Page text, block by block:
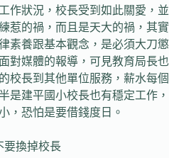
作狀況，校長受到如此關愛，並
惹的禍，而且是天大的禍，其實
素養跟基本觀念，是必須大刀懲
對媒體的報導，可見教育局長也
校長到其他單位服務，薪水每個
是建平國小校長也有穩定工作，
，恐怕是要借錢度日。
要換掉校長